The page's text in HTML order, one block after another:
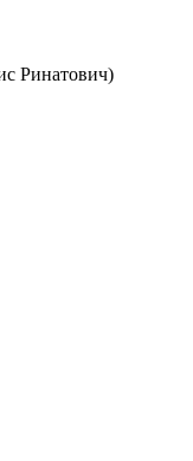
Ринатович)